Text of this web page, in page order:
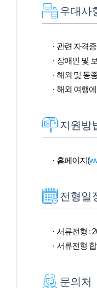
우대사
관련 자격
장애인 및
해외 및 동
해외 여행
지원방
홈페이지(
전형일
서류전형 :
서류전형
문의처